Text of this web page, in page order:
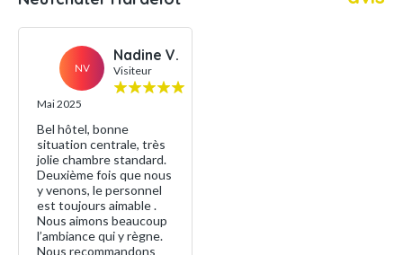
NV
Nadine V.
Visiteur
Mai 2025
Bel hôtel, bonne
situation centrale, très
jolie chambre standard.
Deuxième fois que nous
y venons, le personnel
est toujours aimable .
Nous aimons beaucoup
l’ambiance qui y règne.
Nous recommandons